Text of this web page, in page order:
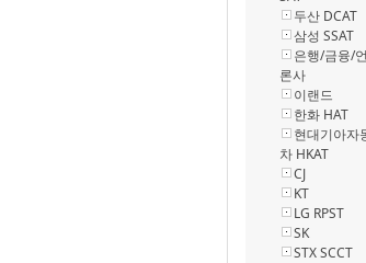
두산 DCAT
삼성 SSAT
은행/금융/언
론사
이랜드
한화 HAT
현대기아자
차 HKAT
CJ
KT
LG RPST
SK
STX SCCT